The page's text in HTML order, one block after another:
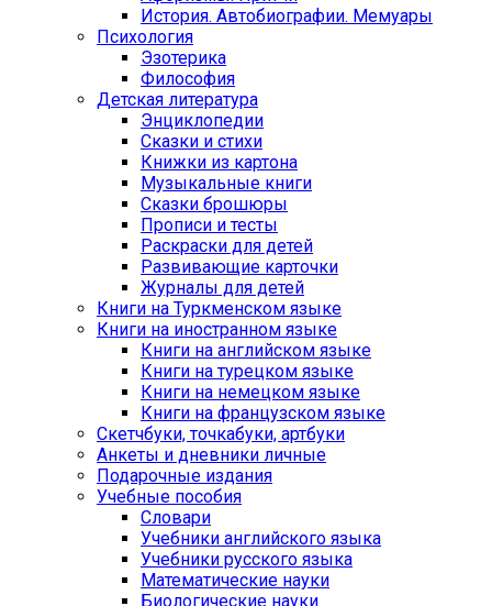
История. Автобиографии. Мемуары
Психология
Эзотерика
Философия
Детская литература
Энциклопедии
Сказки и стихи
Книжки из картона
Музыкальные книги
Сказки брошюры
Прописи и тесты
Раскраски для детей
Развивающие карточки
Журналы для детей
Книги на Туркменском языке
Книги на иностранном языке
Книги на английском языке
Книги на турецком языке
Книги на немецком языке
Книги на французском языке
Cкетчбуки, точкабуки, артбуки
Анкеты и дневники личные
Подарочные издания
Учебные пособия
Словари
Учебники английского языка
Учебники русского языка
Математические науки
Биологические науки